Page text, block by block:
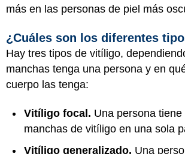
más en las personas de piel más
¿Cuáles son los diferentes
Hay tres tipos de vitíligo,
manchas tenga una persona y en
cuerpo las tenga:
Vitíligo focal. Una persona
manchas de vitíligo en una sola
Vitíligo generalizado. Una